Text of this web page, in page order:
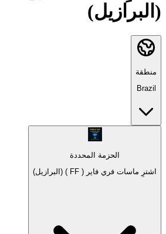
(البرازيل)
منطقة
Brazil
الحزمة المحددة
اشترِ ماسات فري فاير ( FF ) (البرازيل)